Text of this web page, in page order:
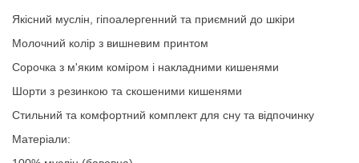
Якісний муслін, гіпоалергенний та приємний до шкіри
Молочний колір з вишневим принтом
Сорочка з м'яким коміром і накладними кишенями
Шорти з резинкою та скошеними кишенями
Стильний та комфортний комплект для сну та відпочинку
Матеріали: